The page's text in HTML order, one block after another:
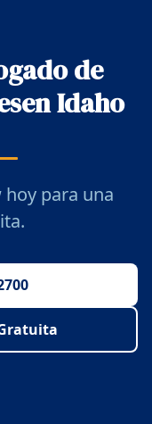
de
Idaho
para una